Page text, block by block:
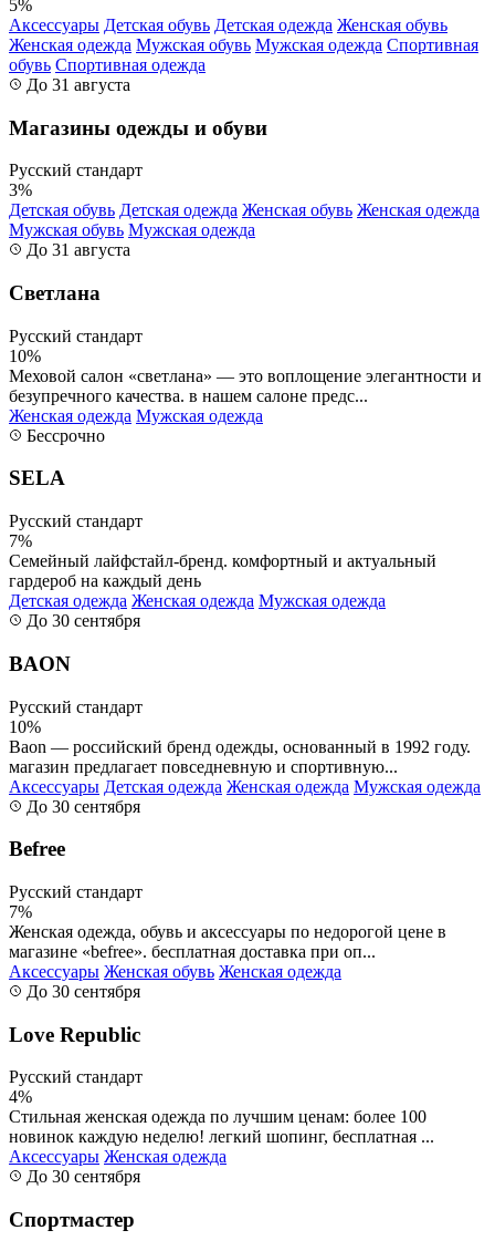
5%
Аксессуары Детская обувь Детская одежда Женская обувь
Женская одежда Мужская обувь Мужская одежда Спортивная
обувь Спортивная одежда
До 31 августа
Магазины одежды и обуви
Русский стандарт
3%
Детская обувь Детская одежда Женская обувь Женская одежда
Мужская обувь Мужская одежда
До 31 августа
Светлана
Русский стандарт
10%
Меховой салон «светлана» — это воплощение элегантности и
безупречного качества. в нашем салоне предс...
Женская одежда Мужская одежда
Бессрочно
SELA
Русский стандарт
7%
Семейный лайфстайл-бренд. комфортный и актуальный
гардероб на каждый день
Детская одежда Женская одежда Мужская одежда
До 30 сентября
BAON
Русский стандарт
10%
Baon — российский бренд одежды, основанный в 1992 году.
магазин предлагает повседневную и спортивную...
Аксессуары Детская одежда Женская одежда Мужская одежда
До 30 сентября
Befree
Русский стандарт
7%
Женская одежда, обувь и аксессуары по недорогой цене в
магазине «befree». бесплатная доставка при оп...
Аксессуары Женская обувь Женская одежда
До 30 сентября
Love Republic
Русский стандарт
4%
Стильная женская одежда по лучшим ценам: более 100
новинок каждую неделю! легкий шопинг, бесплатная ...
Аксессуары Женская одежда
До 30 сентября
Спортмастер